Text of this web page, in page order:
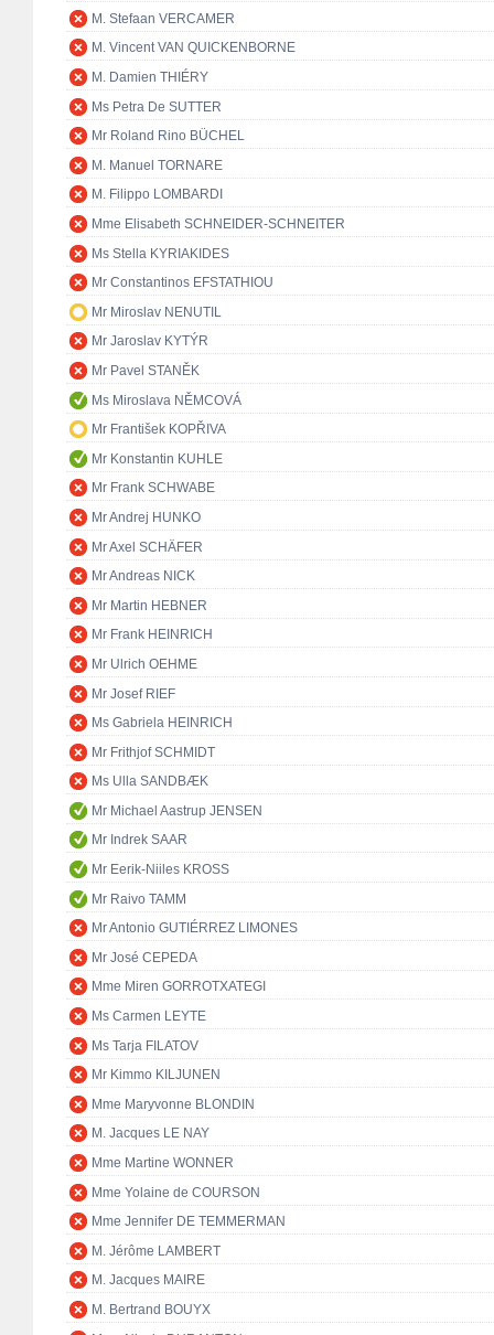
M. Stefaan VERCAMER
M. Vincent VAN QUICKENBORNE
M. Damien THIÉRY
Ms Petra De SUTTER
Mr Roland Rino BÜCHEL
M. Manuel TORNARE
M. Filippo LOMBARDI
Mme Elisabeth SCHNEIDER-SCHNEITER
Ms Stella KYRIAKIDES
Mr Constantinos EFSTATHIOU
Mr Miroslav NENUTIL
Mr Jaroslav KYTÝR
Mr Pavel STANĚK
Ms Miroslava NĚMCOVÁ
Mr František KOPŘIVA
Mr Konstantin KUHLE
Mr Frank SCHWABE
Mr Andrej HUNKO
Mr Axel SCHÄFER
Mr Andreas NICK
Mr Martin HEBNER
Mr Frank HEINRICH
Mr Ulrich OEHME
Mr Josef RIEF
Ms Gabriela HEINRICH
Mr Frithjof SCHMIDT
Ms Ulla SANDBÆK
Mr Michael Aastrup JENSEN
Mr Indrek SAAR
Mr Eerik-Niiles KROSS
Mr Raivo TAMM
Mr Antonio GUTIÉRREZ LIMONES
Mr José CEPEDA
Mme Miren GORROTXATEGI
Ms Carmen LEYTE
Ms Tarja FILATOV
Mr Kimmo KILJUNEN
Mme Maryvonne BLONDIN
M. Jacques LE NAY
Mme Martine WONNER
Mme Yolaine de COURSON
Mme Jennifer DE TEMMERMAN
M. Jérôme LAMBERT
M. Jacques MAIRE
M. Bertrand BOUYX